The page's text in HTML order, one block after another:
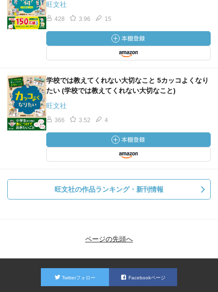
旺文社
428 3.96 15
学校では教えてくれない大切なこと 5カッコよくなり
たい (学校では教えてくれない大切なこと)
旺文社
366 3.52 4
旺文社の作品ランキング・新刊情報
ページの先頭へ
Twitterフォロー Facebookページ